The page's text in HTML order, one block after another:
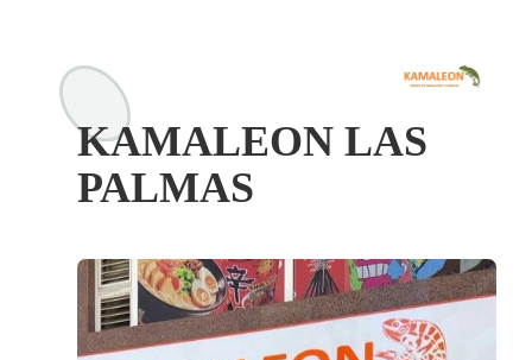
KAMALEON LAS
PALMAS